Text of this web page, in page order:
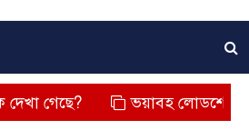
ভয়াবহ লোডশেডিং, বিদ্যুত